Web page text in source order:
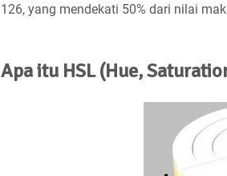
126, yang mendekati 50% dari nilai
Apa itu HSL (Hue,